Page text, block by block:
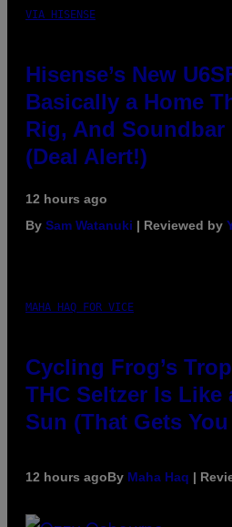
VIA HISENSE
Hisense’s New
Basically a Home
Rig, And Soundbar
(Deal Alert!)
12 hours ago
By Sam Watanuki | Reviewed by
MAHA HAQ FOR VICE
Cycling Frog’s
THC Seltzer Is Like
Sun (That Gets
12 hours agoBy Maha Haq |